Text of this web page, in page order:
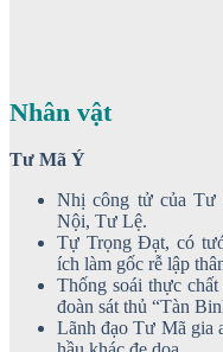
Nhân vật
Tư Mã Ý
Nhị công tử của Tư
Nội, Tư Lệ.
Tự Trọng Đạt, có
ích làm gốc rễ lập
Thống soái thực
đoàn sát thủ “Tàn
Lãnh đạo Tư Mã gia